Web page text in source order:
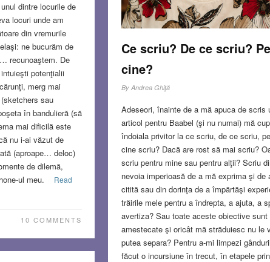
dintre locurile de
locuri unde am
din vremurile
ne bucurăm de
recunoaştem. De
potenţialii
merg mai
sau
în bandulieră (să
mai dificilă este
nu i-ai văzut de
(aproape… deloc)
de dilemă,
ul meu.
Read
10 COMMENTS
Ce scriu? De ce scriu?
cine?
By Andrea Ghiţă
Adeseori, înainte de a mă apuca de scris
articol pentru Baabel (şi nu numai) mă
îndoiala privitor la ce scriu, de ce scriu,
cine scriu? Dacă are rost să mai scriu?
scriu pentru mine sau pentru alţii? Scriu
nevoia imperioasă de a mă exprima şi de
citită sau din dorinţa de a împărtăşi
trăirile mele pentru a îndrepta, a ajuta, a
avertiza? Sau toate aceste obiective sunt
amestecate şi oricât mă străduiesc nu le
putea separa? Pentru a-mi limpezi
făcut o incursiune în trecut, în etapele